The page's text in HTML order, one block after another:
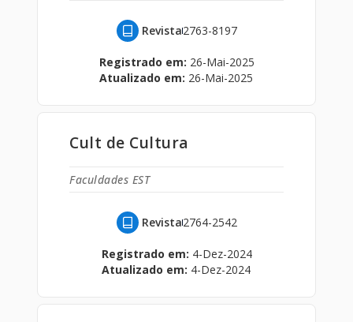
Revista2763-8197
Registrado em: 26-Mai-2025
Atualizado em: 26-Mai-2025
Cult de Cultura
Faculdades EST
Revista2764-2542
Registrado em: 4-Dez-2024
Atualizado em: 4-Dez-2024